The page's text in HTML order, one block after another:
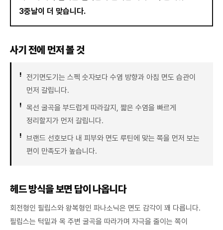
3중날이 더 맞습니다.
사기 전에 먼저 볼 것
전기면도기는 스펙 숫자보다 수염 방향과 아침 면도 습관이
먼저 갈립니다.
목선 굴곡을 부드럽게 따라갈지, 짧은 수염을 빠르게
정리할지가 먼저 갈립니다.
브랜드 선호보다 내 피부와 면도 루틴에 맞는 쪽을 먼저 보는
편이 만족도가 높습니다.
헤드 방식을 보면 답이 나옵니다
회전형인 필립스와 왕복형인 파나소닉은 면도 감각이 꽤 다릅니다.
필립스는 턱밑과 목 주변 굴곡을 따라가며 자극을 줄이는 쪽이